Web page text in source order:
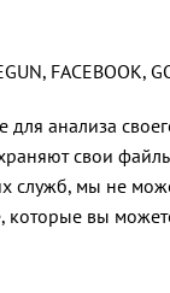
FACEBOOK,
для анализа
свои
служб, мы не
вы